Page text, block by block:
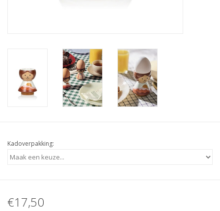
Kadoverpakking:
€17,50